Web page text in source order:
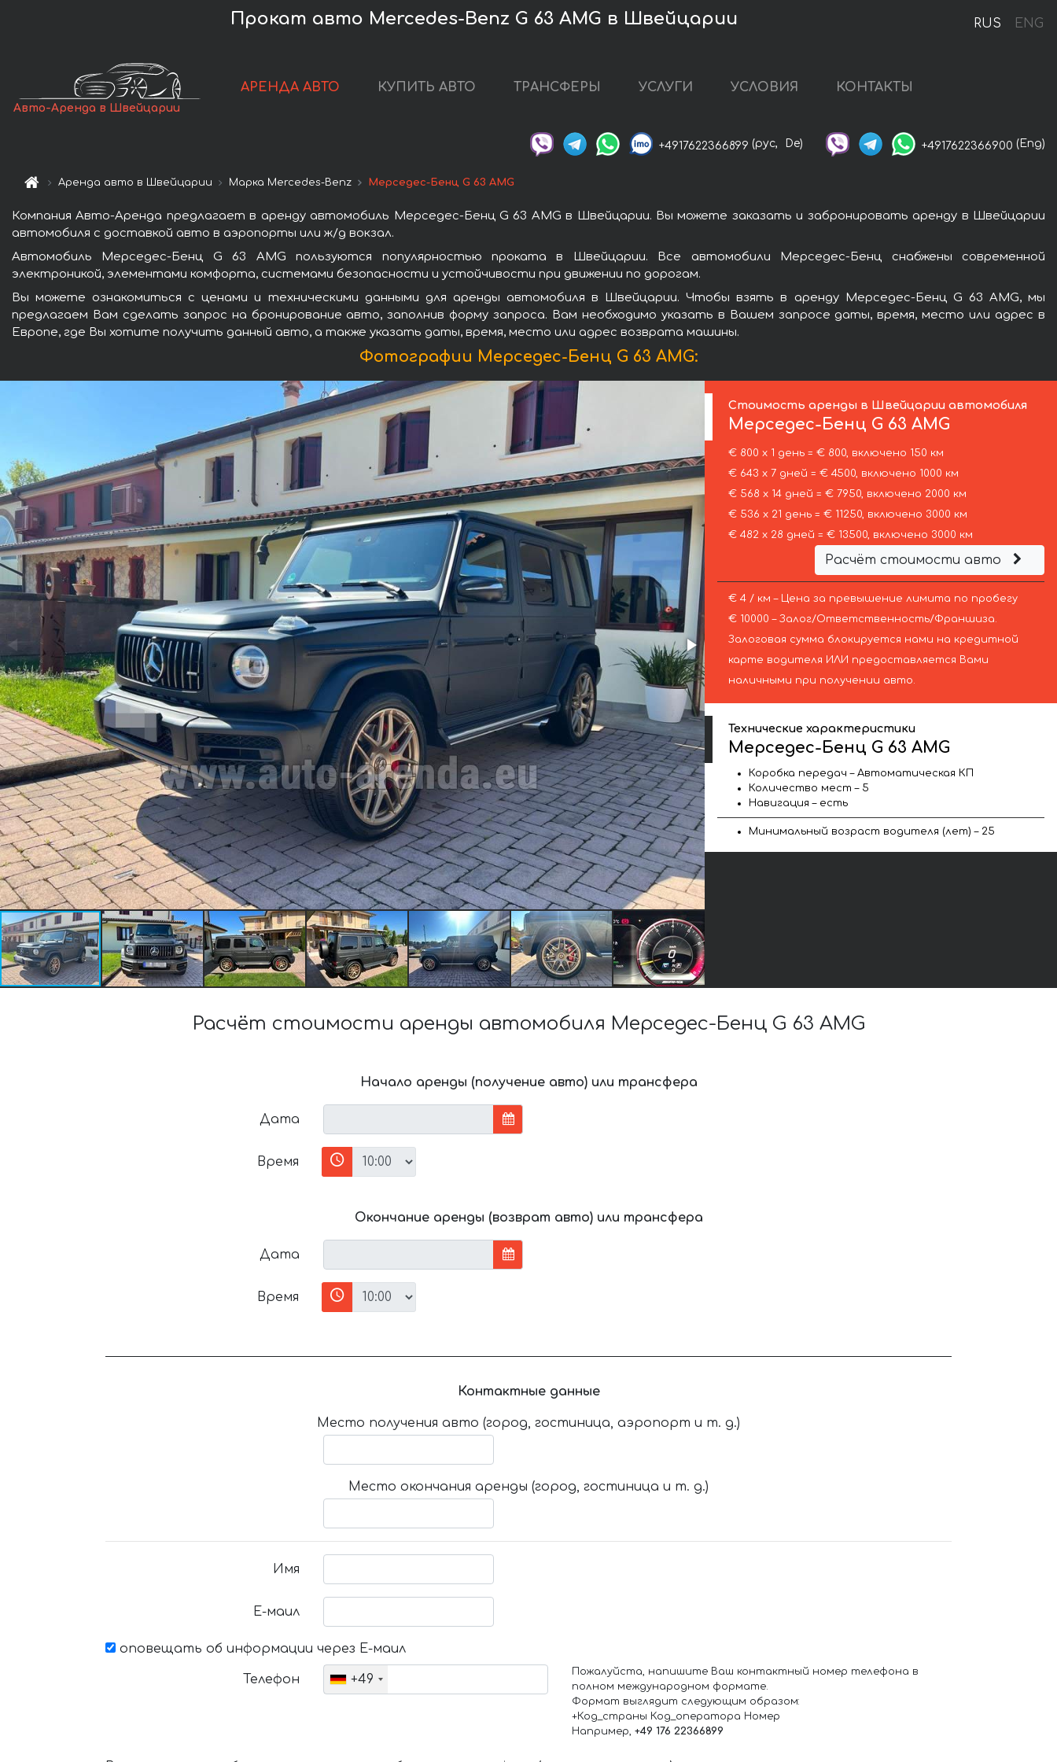
RUS ENG
Прокат авто Mercedes-Benz G 63 AMG в Швейцарии
Авто-Аренда в Швейцарии
АРЕНДА АВТО КУПИТЬ АВТО ТРАНСФЕРЫ УСЛУГИ УСЛОВИЯ КОНТАКТЫ
+4917622366899 (рус, De) +4917622366900 (Eng)
Аренда авто в Швейцарии Марка Mercedes-Benz Мерседес-Бенц G 63 AMG
Компания Авто-Аренда предлагает в аренду автомобиль Мерседес-Бенц G 63 AMG в Швейцарии. Вы можете заказать и забронировать аренду в Швейцарии
автомобиля с доставкой авто в аэропорты или ж/д вокзал.
Автомобиль Мерседес-Бенц G 63 AMG пользуются популярностью проката в Швейцарии. Все автомобили Мерседес-Бенц снабжены современной
электроникой, элементами комфорта, системами безопасности и устойчивости при движении по дорогам.
Вы можете ознакомиться с ценами и техническими данными для аренды автомобиля в Швейцарии. Чтобы взять в аренду Мерседес-Бенц G 63 AMG, мы
предлагаем Вам сделать запрос на бронирование авто, заполнив форму запроса. Вам необходимо указать в Вашем запросе даты, время, место или адрес в
Европе, где Вы хотите получить данный авто, а также указать даты, время, место или адрес возврата машины.
Фотографии Мерседес-Бенц G 63 AMG:
Стоимость аренды в Швейцарии автомобиля
Мерседес-Бенц G 63 AMG
€ 800 х 1 день = € 800, включено 150 км
€ 643 х 7 дней = € 4500, включено 1000 км
€ 568 х 14 дней = € 7950, включено 2000 км
€ 536 х 21 день = € 11250, включено 3000 км
€ 482 х 28 дней = € 13500, включено 3000 км
Расчёт стоимости авто
€ 4 / км – Цена за превышение лимита по пробегу
€ 10000 – Залог/Ответственность/Франшиза.
Залоговая сумма блокируется нами на кредитной
карте водителя ИЛИ предоставляется Вами
наличными при получении авто.
Технические характеристики
Мерседес-Бенц G 63 AMG
Коробка передач – Автоматическая КП
Количество мест – 5
Навигация – есть
Минимальный возраст водителя (лет) – 25
Расчёт стоимости аренды автомобиля Мерседес-Бенц G 63 AMG
Начало аренды (получение авто) или трансфера
Дата
Время
Окончание аренды (возврат авто) или трансфера
Дата
Время
Контактные данные
Место получения авто (город, гостиница, аэропорт и т. д.)
Место окончания аренды (город, гостиница и т. д.)
Имя
Е-маил
оповещать об информации через Е-маил
Телефон +49
Пожалуйста, напишите Ваш контактный номер телефона в
полном международном формате.
Формат выглядит следующим образом:
+Код_страны Код_оператора Номер
Например, +49 176 22366899